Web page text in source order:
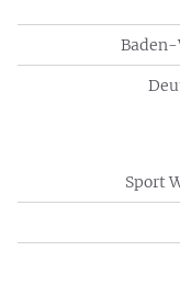
Sport